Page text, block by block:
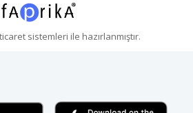
sistemleri ile hazırlanmıştır.